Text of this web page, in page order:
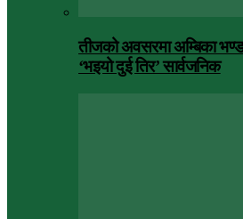
तीजको अवसरमा अम्बिका
‘भइयो दुई तिर’ सार्वजनिक